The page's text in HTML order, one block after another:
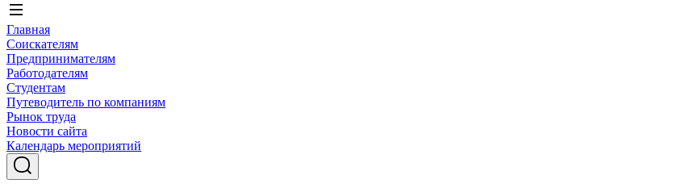
Главная
Соискателям
Предпринимателям
Работодателям
Студентам
Путеводитель по компаниям
Рынок труда
Новости сайта
Календарь мероприятий